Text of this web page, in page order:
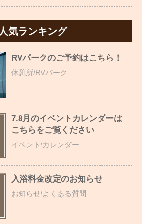
人気ランキング
RVパークのご予約はこちら！
休憩所/RVパーク
7.8月のイベントカレンダーは
こちらをご覧ください
イベント/カレンダー
入浴料金改定のお知らせ
お知らせ/よくある質問